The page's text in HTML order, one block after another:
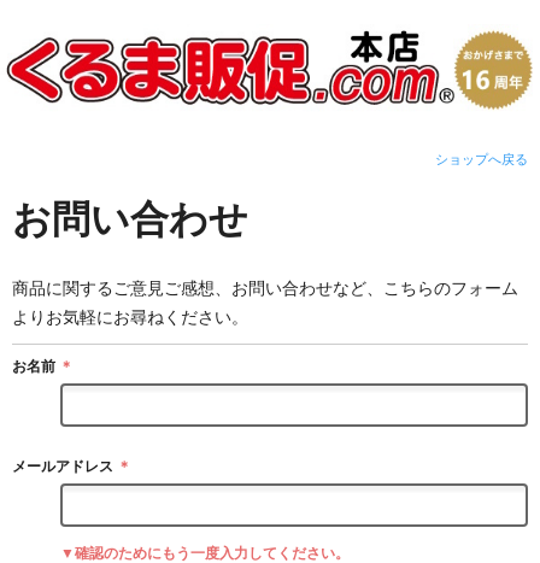
ショップへ戻る
お問い合わせ
商品に関するご意見ご感想、お問い合わせなど、こちらのフォーム
よりお気軽にお尋ねください。
お名前 ＊
メールアドレス ＊
▼確認のためにもう一度入力してください。